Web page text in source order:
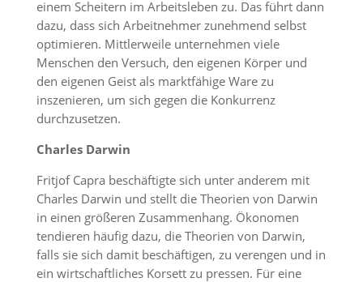
einem Scheitern im Arbeitsleben zu. Das führt dann
dazu, dass sich Arbeitnehmer zunehmend selbst
optimieren. Mittlerweile unternehmen viele
Menschen den Versuch, den eigenen Körper und
den eigenen Geist als marktfähige Ware zu
inszenieren, um sich gegen die Konkurrenz
durchzusetzen.
Charles Darwin
Fritjof Capra beschäftigte sich unter anderem mit
Charles Darwin und stellt die Theorien von Darwin
in einen größeren Zusammenhang. Ökonomen
tendieren häufig dazu, die Theorien von Darwin,
falls sie sich damit beschäftigen, zu verengen und in
ein wirtschaftliches Korsett zu pressen. Für eine